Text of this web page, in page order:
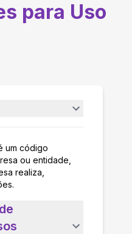
para Uso
um código
ou entidade,
realiza,